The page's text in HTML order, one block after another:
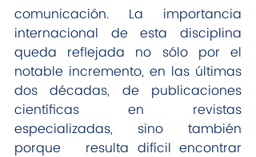
comunicación. La importancia
internacional de esta disciplina
queda reflejada no sólo por el
notable incremento, en las últimas
dos décadas, de publicaciones
científicas en revistas
especializadas, sino también
porque   resulta difícil encontrar